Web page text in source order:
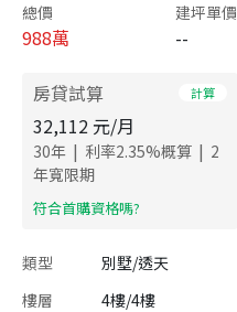
總價
988萬
建坪單價
--
房貸試算 計算
32,112 元/月
30年 | 利率2.35%概算 | 2
年寬限期
​符合首購資格嗎?
類型 別墅/透天
樓層
4樓/4樓